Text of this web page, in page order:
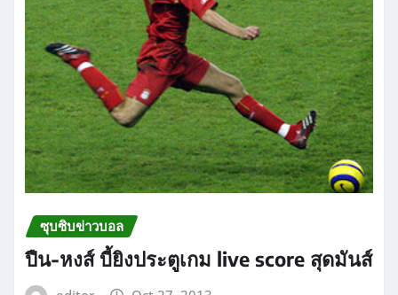
ซุบซิบข่าวบอล
ปืน-หงส์ บี้ยิงประตูเกม live score สุดมันส์